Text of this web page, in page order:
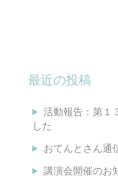
最近の投稿
活動報告：第１
した
おてんとさん通
講演会開催のお